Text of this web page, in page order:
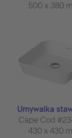
500 x 380
Umywalka
Cape Cod
430 x 430